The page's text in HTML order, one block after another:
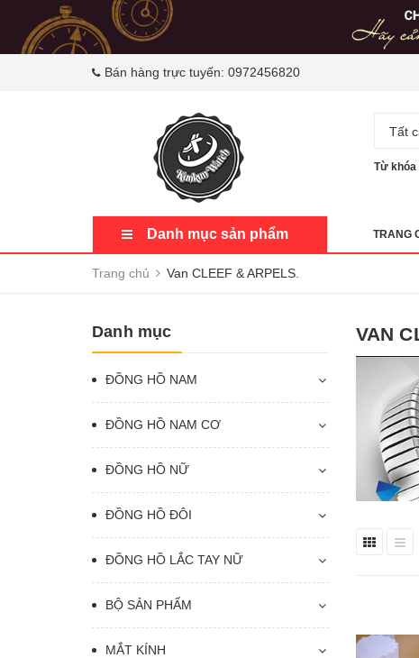
Bán hàng trực tuyến: 0972456820
Tất
Từ khóa
Danh mục sản phẩm TRANG
Trang chủ Van CLEEF & ARPELS.
VAN
Danh mục
ĐỒNG HỒ NAM
ĐỒNG HỒ NAM CƠ
ĐỒNG HỒ NỮ
ĐỒNG HỒ ĐÔI
ĐỒNG HỒ LẮC TAY NỮ
BỘ SẢN PHẨM
MẮT KÍNH